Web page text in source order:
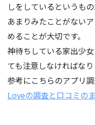
しをしているというもの
あまりみたことがない
めることが大切です。
神待ちしている家出少
ても注意しなければなり
参考にこちらのアプリ
Loveの調査と口コミの